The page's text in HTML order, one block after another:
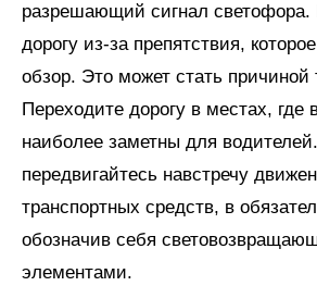
разрешающий сигнал светофора.
дорогу из-за препятствия,
обзор. Это может стать причиной
Переходите дорогу в местах, где
наиболее заметны для
передвигайтесь навстречу
транспортных средств, в
обозначив себя
элементами.